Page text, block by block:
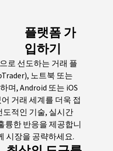
플랫폼 가
입하기
로 선도하는 거래 플
노트북 또는
며, Android 또는 iOS
거래 세계를 더욱 접
도적인 기술, 실시간
륭한 반응을 제공합니
시장을 공략하세요.